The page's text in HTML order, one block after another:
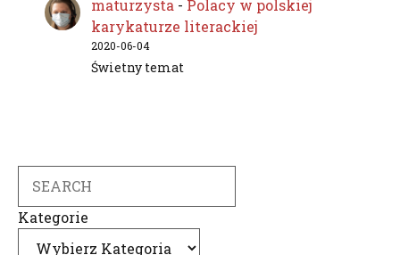
maturzysta - Polacy w polskiej
karykaturze literackiej
2020-06-04
Świetny temat
Kategorie